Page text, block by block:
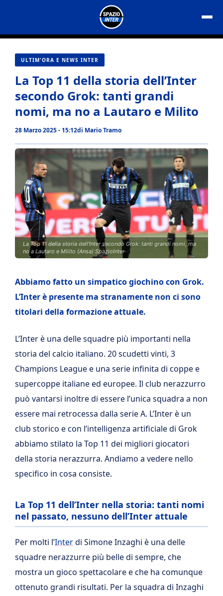
contenuto
ULTIM'ORA E NEWS INTER
La Top 11 della storia dell’Inter
secondo Grok: tanti grandi
nomi, ma no a Lautaro e Milito
28 Marzo 2025 - 15:12di Mario Tramo
La Top 11 della storia dell'Inter secondo Grok: tanti grandi nomi, ma
no a Lautaro e Milito (Ansa) SpazioInter
Abbiamo fatto un simpatico giochino con Grok.
L’Inter è presente ma stranamente non ci sono
titolari della formazione attuale.
L’Inter è una delle squadre più importanti nella
storia del calcio italiano. 20 scudetti vinti, 3
Champions League e una serie infinita di coppe e
supercoppe italiane ed europee. Il club nerazzurro
può vantarsi inoltre di essere l’unica squadra a non
essere mai retrocessa dalla serie A. L’Inter è un
club storico e con l’intelligenza artificiale di Grok
abbiamo stilato la Top 11 dei migliori giocatori
della storia nerazzurra. Andiamo a vedere nello
specifico in cosa consiste.
La Top 11 dell’Inter nella storia: tanti nomi
nel passato, nessuno dell’Inter attuale
Per molti l’Interdi Simone Inzaghi è una delle
squadre nerazzurre più belle di sempre, che
mostra un gioco spettacolare e che ha comunque
ottenuto grandi risultati. Per la squadra di Inzaghi